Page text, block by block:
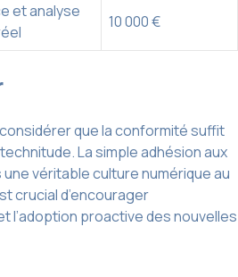
et analyse
10 000 €
que la conformité suffit
La simple adhésion aux
véritable culture numérique au
crucial d’encourager
l’adoption proactive des nouvelles